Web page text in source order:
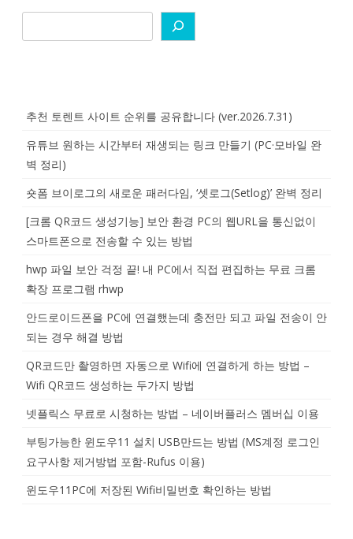
추천 토렌트 사이트 순위를 공유합니다 (ver.2026.7.31)
유튜브 원하는 시간부터 재생되는 링크 만들기 (PC·모바일 완
벽 정리)
숏폼 브이로그의 새로운 패러다임, ‘셋로그(Setlog)’ 완벽 정리
[크롬 QR코드 생성기능] 보안 환경 PC의 웹URL을 통신없이
스마트폰으로 전송할 수 있는 방법
hwp 파일 보안 걱정 끝! 내 PC에서 직접 편집하는 무료 크롬
확장 프로그램 rhwp
안드로이드폰을 PC에 연결했는데 충전만 되고 파일 전송이 안
되는 경우 해결 방법
QR코드만 촬영하면 자동으로 Wifi에 연결하게 하는 방법 –
Wifi QR코드 생성하는 두가지 방법
넷플릭스 무료로 시청하는 방법 – 네이버플러스 멤버십 이용
부팅가능한 윈도우11 설치 USB만드는 방법 (MS계정 로그인
요구사항 제거방법 포함-Rufus 이용)
윈도우11PC에 저장된 Wifi비밀번호 확인하는 방법